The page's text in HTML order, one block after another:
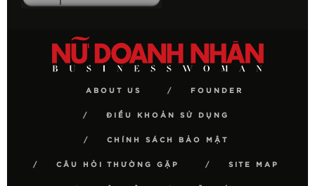
ABOUT US FOUNDER
ĐIỀU KHOẢN SỬ DỤNG
CHÍNH SÁCH BẢO MẬT
CÂU HỎI THƯỜNG GẶP SITE MAP